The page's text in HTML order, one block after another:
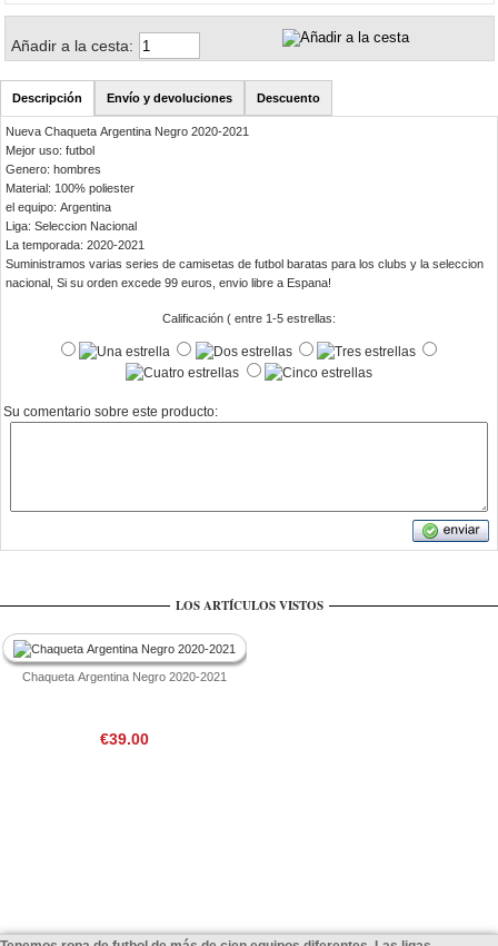
Añadir a la cesta:
Descripción Envío y devoluciones Descuento
Nueva Chaqueta Argentina Negro 2020-2021
Mejor uso: futbol
Genero: hombres
Material: 100% poliester
el equipo: Argentina
Liga: Seleccion Nacional
La temporada: 2020-2021
Suministramos varias series de camisetas de futbol baratas para los clubs y la seleccion
nacional, Si su orden excede 99 euros, envio libre a Espana!
Calificación ( entre 1-5 estrellas:
Su comentario sobre este producto:
LOS ARTÍCULOS VISTOS
Chaqueta Argentina Negro 2020-2021
€39.00